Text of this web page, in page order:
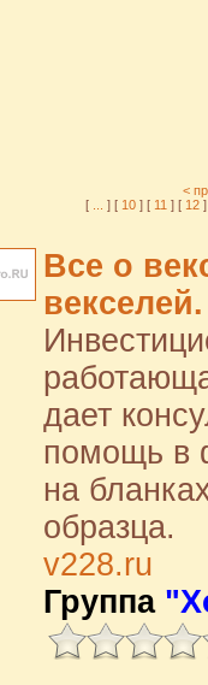
<
[... ] [10 ] [11 ] [12
Все о
векселей.
дает
помощь в
на
образца.
v228.ru
Группа